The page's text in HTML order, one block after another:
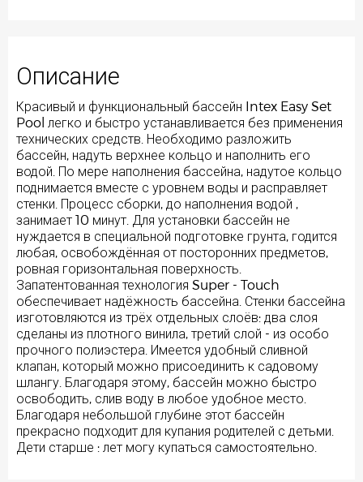
Описание
Красивый и функциональный бассейн Intex Easy Set
Pool легко и быстро устанавливается без применения
технических средств. Необходимо разложить
бассейн, надуть верхнее кольцо и наполнить его
водой. По мере наполнения бассейна, надутое кольцо
поднимается вместе с уровнем воды и расправляет
стенки. Процесс сборки, до наполнения водой ,
занимает 10 минут. Для установки бассейн не
нуждается в специальной подготовке грунта, годится
любая, освобождённая от посторонних предметов,
ровная горизонтальная поверхность.
Запатентованная технология Super - Touch
обеспечивает надёжность бассейна. Стенки бассейна
изготовляются из трёх отдельных слоёв: два слоя
сделаны из плотного винила, третий слой - из особо
прочного полиэстера. Имеется удобный сливной
клапан, который можно присоединить к садовому
шлангу. Благодаря этому, бассейн можно быстро
освободить, слив воду в любое удобное место.
Благодаря небольшой глубине этот бассейн
прекрасно подходит для купания родителей с детьми.
Дети старше : лет могу купаться самостоятельно.